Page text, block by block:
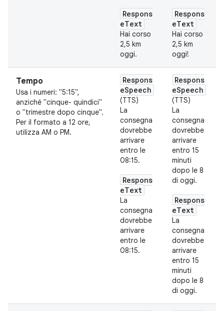
Respons
eText
Hai corso
2,5 km
oggi.
Respons
eText
Hai corso
2,5 km
oggi!
Tempo
Usa i numeri: "5:15",
anziché "cinque- quindici"
o "trimestre dopo cinque".
Per il formato a 12 ore,
utilizza AM o PM.
Respons
eSpeech
(TTS)
La
consegna
dovrebbe
arrivare
entro le
08:15.
Respons
eText
La
consegna
dovrebbe
arrivare
entro le
08:15.
Respons
eSpeech
(TTS)
La
consegna
dovrebbe
arrivare
entro 15
minuti
dopo le 8
di oggi.
Respons
eText
La
consegna
dovrebbe
arrivare
entro 15
minuti
dopo le 8
di oggi.